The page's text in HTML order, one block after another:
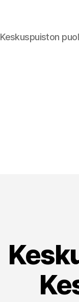
Keskuspuiston